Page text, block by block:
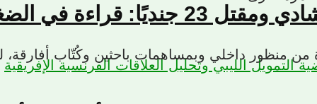
المحيطة بأنجمّينا
من منظور داخلي وبمساهمات باحثين وكُتّاب